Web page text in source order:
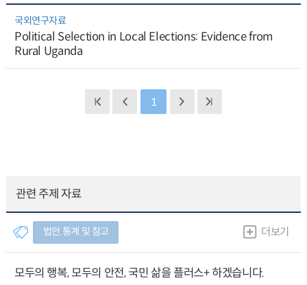
국외연구자료
Political Selection in Local Elections: Evidence from
Rural Uganda
1
관련 주제 자료
법안.통계 및 참고 더보기
모두의 행복, 모두의 안전, 국민 삶을 플러스+ 하겠습니다.